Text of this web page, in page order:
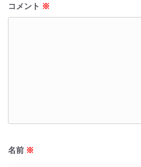
コメント ※
名前 ※